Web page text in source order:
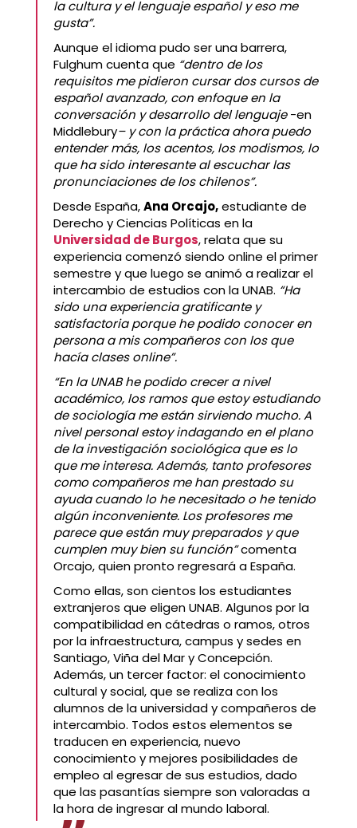
la cultura y el lenguaje español y eso me
gusta”.
Aunque el idioma pudo ser una barrera,
Fulghum cuenta que “dentro de los
requisitos me pidieron cursar dos cursos de
español avanzado, con enfoque en la
conversación y desarrollo del lenguaje-en
Middlebury– y con la práctica ahora puedo
entender más, los acentos, los modismos, lo
que ha sido interesante al escuchar las
pronunciaciones de los chilenos”.
Desde España,Ana Orcajo,estudiante de
Derecho y Ciencias Políticas en la
Universidad de Burgos, relata que su
experiencia comenzó siendo online el primer
semestre y que luego se animó a realizar el
intercambio de estudios con la UNAB. “Ha
sido una experiencia gratificante y
satisfactoria porque he podido conocer en
persona a mis compañeros con los que
hacía clases online”.
“En la UNAB he podido crecer a nivel
académico, los ramos que estoy estudiando
de sociología me están sirviendo mucho. A
nivel personal estoy indagando en el plano
de la investigación sociológica que es lo
que me interesa. Además, tanto profesores
como compañeros me han prestado su
ayuda cuando lo he necesitado o he tenido
algún inconveniente. Los profesores me
parece que están muy preparados y que
cumplen muy bien su función”comenta
Orcajo, quien pronto regresará a España.
Como ellas, son cientos los estudiantes
extranjeros que eligen UNAB. Algunos por la
compatibilidad en cátedras o ramos, otros
por la infraestructura, campus y sedes en
Santiago, Viña del Mar y Concepción.
Además, un tercer factor: el conocimiento
cultural y social, que se realiza con los
alumnos de la universidad y compañeros de
intercambio. Todos estos elementos se
traducen en experiencia, nuevo
conocimiento y mejores posibilidades de
empleo al egresar de sus estudios, dado
que las pasantías siempre son valoradas a
la hora de ingresar al mundo laboral.